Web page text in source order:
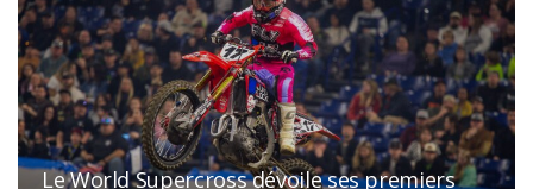
Le World Supercross dévoile ses premiers